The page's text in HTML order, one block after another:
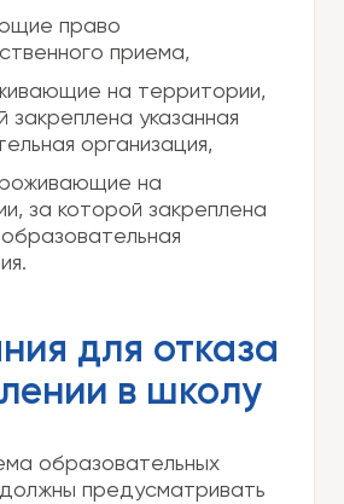
право
приема,
на территории,
закреплена указанная
организация,
на
за которой закреплена
образовательная
для отказа
в школу
образовательных
предусматривать